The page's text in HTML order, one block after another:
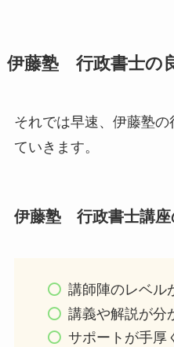
伊藤塾 行政書士の
それでは早速、伊藤塾
ていきます。
伊藤塾 行政書士講座
講師陣のレベル
講義や解説が分
サポートが手厚